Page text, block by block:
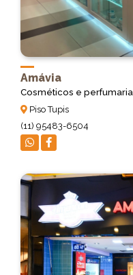
Amávia
Cosméticos e perfumaria
Piso Tupis
(11) 95483-6504